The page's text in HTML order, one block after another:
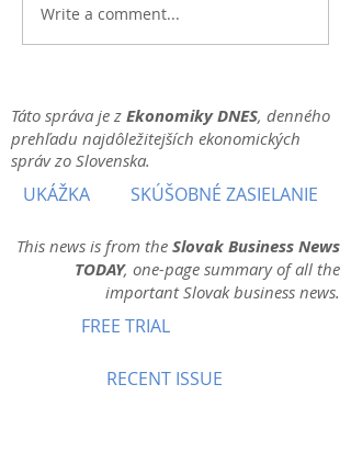
Write a comment...
Táto správa je z Ekonomiky DNES, denného
prehľadu najdôležitejších ekonomických
správ zo Slovenska.
UKÁŽKA SKÚŠOBNÉ ZASIELANIE
This news is from the Slovak Business News
TODAY, one-page summary of all the
important Slovak business news.
FREE TRIAL
RECENT ISSUE